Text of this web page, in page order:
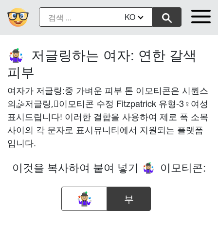
KO
🤹🏼‍♀️ 저글링하는 여자: 연한 갈색
피부
여자가 저글링:중 가벼운 피부 톤 이모티콘은 시퀀스
의🤹저글링,🏼이모티콘 수정 Fitzpatrick 유형-3♀여성
표시드립니다! 이러한 결합을 사용하여 제로 폭 소목
사이의 각 문자로 표시뮤니티에서 지원되는 플랫폼
입니다.
이것을 복사하여 붙여 넣기 🤹🏼‍♀️ 이모티콘:
부